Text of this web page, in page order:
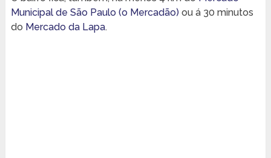
Municipal de São Paulo (o Mercadão) ou á 30 minutos
do Mercado da Lapa.